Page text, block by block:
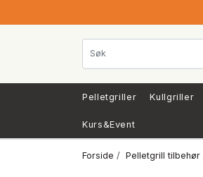
Pelletgriller Kullgriller
Kurs&Event
Forside / Pelletgrill tilbehør